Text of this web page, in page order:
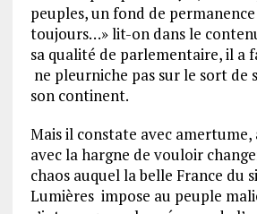
peuples, un fond de
toujours…» lit-on dans le
sa qualité de parlementaire, il a
ne pleurniche pas sur le sort de
son continent.
Mais il constate avec amertume,
avec la hargne de vouloir
chaos auquel la belle France du
Lumières impose au peuple